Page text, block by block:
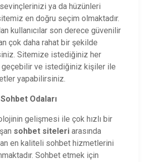
ya da hüzünleri
en doğru seçim olmaktadır.
kullanıcılar son derece güvenilir
çok daha rahat bir şekilde
Sitemize istediğiniz her
ve istediğiniz kişiler ile
yapabilirsiniz.
Sohbet Odaları
gelişmesi ile çok hızlı bir
sohbet siteleri arasında
en kaliteli sohbet hizmetlerini
Sohbet etmek için